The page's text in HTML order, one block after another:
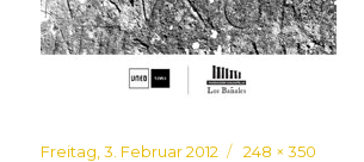
Veröffentlicht
Freitag, 3. Februar 2012 Originalgröße
248 × 350